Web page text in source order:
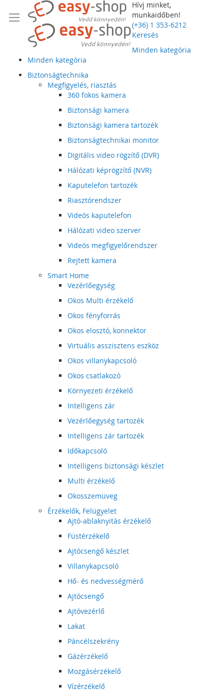
Hívj minket,
munkaidőben!
(+36) 1 353-6212
Keresés
Minden kategória
Minden kategória
Biztonságtechnika
Megfigyelés, riasztás
360 fokos kamera
Biztonsági kamera
Biztonsági kamera tartozék
Biztonságtechnikai monitor
Digitális video rögzítő (DVR)
Hálózati képrögzítő (NVR)
Kaputelefon tartozék
Riasztórendszer
Videós kaputelefon
Hálózati video szerver
Videós megfigyelőrendszer
Rejtett kamera
Smart Home
Vezérlőegység
Okos Multi érzékelő
Okos fényforrás
Okos elosztó, konnektor
Virtuális asszisztens eszköz
Okos villanykapcsoló
Okos csatlakozó
Környezeti érzékelő
Intelligens zár
Vezérlőegység tartozék
Intelligens zár tartozék
Időkapcsoló
Intelligens biztonsági készlet
Multi érzékelő
Okosszemüveg
Érzékelők, Felügyelet
Ajtó-ablaknyitás érzékelő
Füstérzékelő
Ajtócsengő készlet
Villanykapcsoló
Hő- és nedvességmérő
Ajtócsengő
Ajtóvezérlő
Lakat
Páncélszekrény
Gázérzékelő
Mozgásérzékelő
Vízérzékelő